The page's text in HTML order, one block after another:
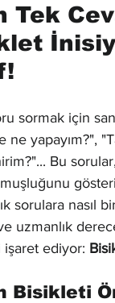
Tek
sormak için
ne yapayım?",
Bu
sorulara nasıl
uzmanlık
işaret ediyor:
Bisikleti